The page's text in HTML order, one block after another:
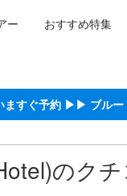
ー おすすめ特集
ますぐ予約 ▶▶ ブルー
のクチ